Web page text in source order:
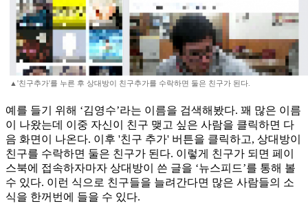
▲'친구추가'를 누른 후 상대방이 친구추가를 수락하면 둘은 친구가 된다.
예를 들기 위해 ‘김영수’라는 이름을 검색해봤다. 꽤 많은 이름
이 나왔는데 이중 자신이 친구 맺고 싶은 사람을 클릭하면 다
음 화면이 나온다. 이후 '친구 추가' 버튼을 클릭하고, 상대방이
친구를 수락하면 둘은 친구가 된다. 이렇게 친구가 되면 페이
스북에 접속하자마자 상대방이 쓴 글을 ‘뉴스피드’를 통해 볼
수 있다. 이런 식으로 친구들을 늘려간다면 많은 사람들의 소
식을 한꺼번에 들을 수 있다.